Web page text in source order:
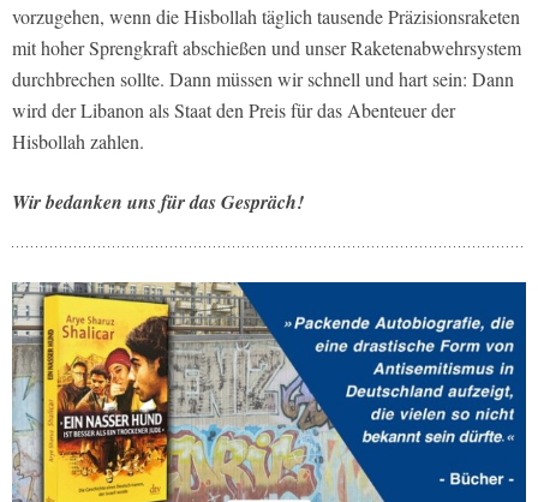
vorzugehen, wenn die Hisbollah täglich tausende Präzisionsraketen
mit hoher Sprengkraft abschießen und unser Raketenabwehrsystem
durchbrechen sollte. Dann müssen wir schnell und hart sein: Dann
wird der Libanon als Staat den Preis für das Abenteuer der
Hisbollah zahlen.
Wir bedanken uns für das Gespräch!